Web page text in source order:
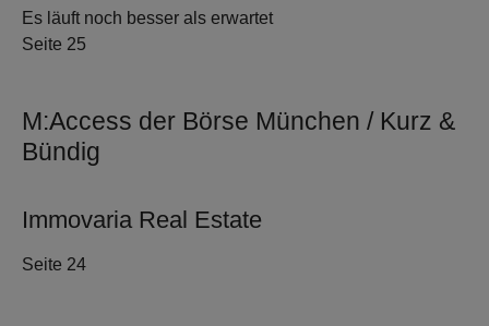
Es läuft noch besser als erwartet
Seite 25
M:Access der Börse München / Kurz &
Bündig
Immovaria Real Estate
Seite 24